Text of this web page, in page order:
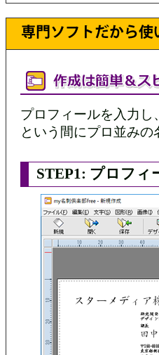
プロフィールを入力
という間にプロ並みの
STEP1: プロフィ